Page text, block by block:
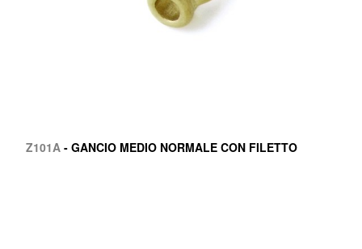
Z101A- GANCIO MEDIO NORMALE CON FILETTO